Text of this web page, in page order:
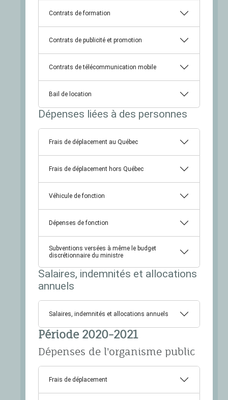
Contrats de formation
Contrats de publicité et promotion
Contrats de télécommunication mobile
Bail de location
Dépenses liées à des personnes
Frais de déplacement au Québec
Frais de déplacement hors Québec
Véhicule de fonction
Dépenses de fonction
Subventions versées à même le budget
discrétionnaire du ministre
Salaires, indemnités et allocations
annuels
Salaires, indemnités et allocations annuels
Période 2020-2021
Dépenses de l'organisme public
Frais de déplacement